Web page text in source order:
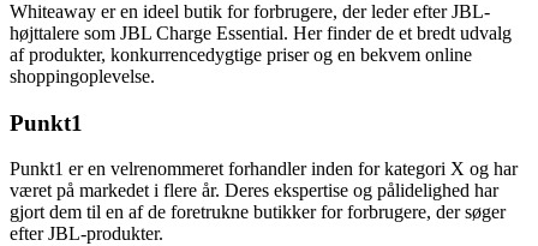
Whiteaway er en ideel butik for forbrugere, der leder efter JBL-
højttalere som JBL Charge Essential. Her finder de et bredt udvalg
af produkter, konkurrencedygtige priser og en bekvem online
shoppingoplevelse.
Punkt1
Punkt1 er en velrenommeret forhandler inden for kategori X og har
været på markedet i flere år. Deres ekspertise og pålidelighed har
gjort dem til en af de foretrukne butikker for forbrugere, der søger
efter JBL-produkter.